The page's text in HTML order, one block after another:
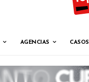
AGENCIAS CASOS